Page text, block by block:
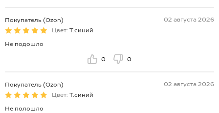
Покупатель (Ozon)
02 августа 2026
Цвет: Т.синий
Не подошло
0 0
Покупатель (Ozon)
02 августа 2026
Цвет: Т.синий
Не полошло